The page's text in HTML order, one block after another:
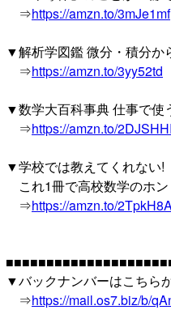
⇒https://amzn.to/3mJe1mf
▼解析学図鑑 微分・積分か
⇒https://amzn.to/3yy52td
▼数学大百科事典 仕事で使
⇒https://amzn.to/2DJSHHI
▼学校では教えてくれない!
これ1冊で高校数学のホ
⇒https://amzn.to/
▼バックナンバーはこちら
⇒https://mail.os7.biz/b/